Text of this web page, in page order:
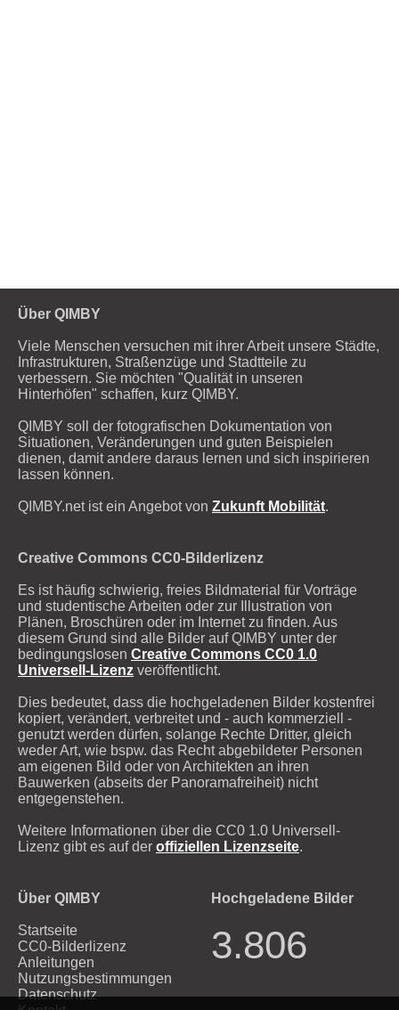
Über QIMBY
Viele Menschen versuchen mit ihrer Arbeit unsere Städte,
Infrastrukturen, Straßenzüge und Stadtteile zu
verbessern. Sie möchten "Qualität in unseren
Hinterhöfen" schaffen, kurz QIMBY.
QIMBY soll der fotografischen Dokumentation von
Situationen, Veränderungen und guten Beispielen
dienen, damit andere daraus lernen und sich inspirieren
lassen können.
QIMBY.net ist ein Angebot von Zukunft Mobilität.
Creative Commons CC0-Bilderlizenz
Es ist häufig schwierig, freies Bildmaterial für Vorträge
und studentische Arbeiten oder zur Illustration von
Plänen, Broschüren oder im Internet zu finden. Aus
diesem Grund sind alle Bilder auf QIMBY unter der
bedingungslosen Creative Commons CC0 1.0
Universell-Lizenz veröffentlicht.
Dies bedeutet, dass die hochgeladenen Bilder kostenfrei
kopiert, verändert, verbreitet und - auch kommerziell -
genutzt werden dürfen, solange Rechte Dritter, gleich
weder Art, wie bspw. das Recht abgebildeter Personen
am eigenen Bild oder von Architekten an ihren
Bauwerken (abseits der Panoramafreiheit) nicht
entgegenstehen.
Weitere Informationen über die CC0 1.0 Universell-
Lizenz gibt es auf der offiziellen Lizenzseite.
Über QIMBY
Startseite
CC0-Bilderlizenz
Anleitungen
Nutzungsbestimmungen
Datenschutz
Hochgeladene Bilder
3.806